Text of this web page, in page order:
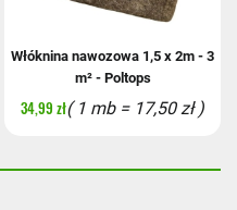
Włóknina nawozowa 1,5 x 2m - 3
m² - Poltops
34,99 zł( 1 mb = 17,50 zł )